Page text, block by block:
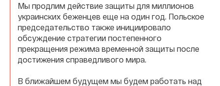
Мы продлим действие защиты для миллионов
украинских беженцев еще на один год. Польское
председательство также инициировало
обсуждение стратегии постепенного
прекращения режима временной защиты после
достижения справедливого мира.
В ближайшем будущем мы будем работать над